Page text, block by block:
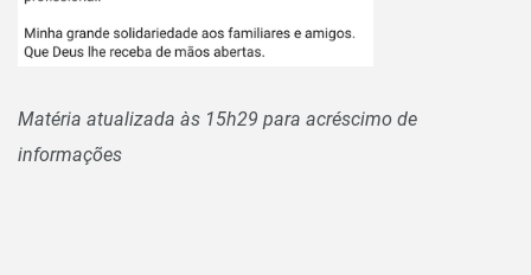
Matéria atualizada às 15h29 para acréscimo de
informações